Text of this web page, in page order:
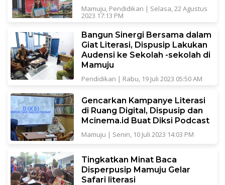
Mamuju Pendidikan | Selasa, 22 Agustus
2023 17:13 PM
Bangun Sinergi Bersama dalam
Giat Literasi, Dispusip Lakukan
Audensi ke Sekolah -sekolah di
Mamuju
Pendidikan | Rabu, 19 Juli 2023 05:50 AM
Gencarkan Kampanye Literasi
di Ruang Digital, Dispusip dan
Mcinema.id Buat Diksi Podcast
Mamuju | Senin, 10 Juli 2023 14:03 PM
Tingkatkan Minat Baca
Disperpusip Mamuju Gelar
Safari literasi